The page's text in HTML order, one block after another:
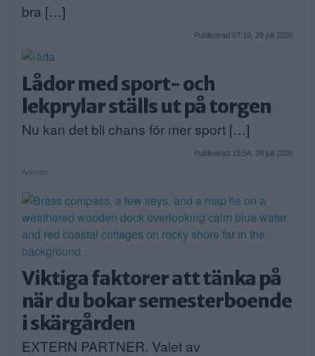
bra […]
Publicerad 07:10, 29 juli 2026
Lådor med sport- och
lekprylar ställs ut på torgen
Nu kan det bli chans för mer sport […]
Publicerad 15:54, 28 juli 2026
Annons:
Viktiga faktorer att tänka på
när du bokar semesterboende
i skärgården
EXTERN PARTNER. Valet av